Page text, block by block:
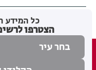
כל המידע
הצטרפו